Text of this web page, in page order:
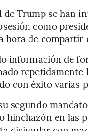
de Trump se han
como
hora de compartir
información de
con éxito varias
segundo
hinchazón en las